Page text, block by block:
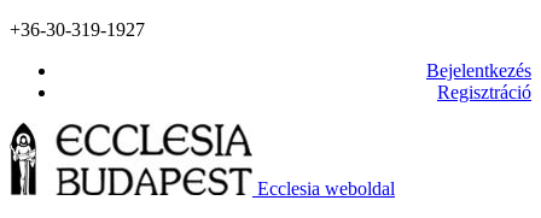
+36-30-319-1927
Bejelentkezés
Regisztráció
Ecclesia weboldal